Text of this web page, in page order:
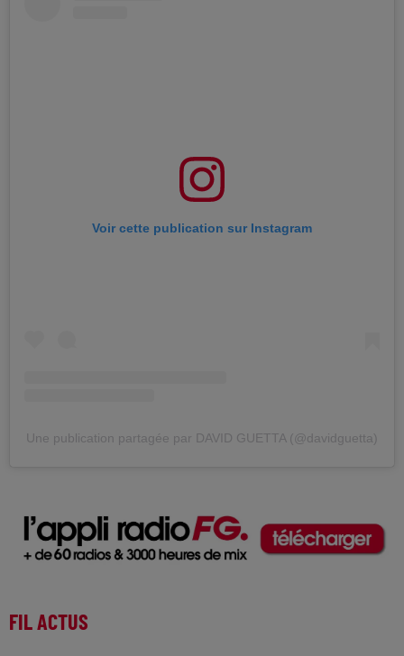
Voir cette publication sur Instagram
Une publication partagée par DAVID GUETTA (@davidguetta)
FIL ACTUS